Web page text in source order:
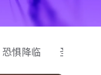
恐惧降临 圣诞狂欢